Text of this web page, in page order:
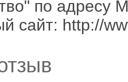
по адресу
сайт: http://